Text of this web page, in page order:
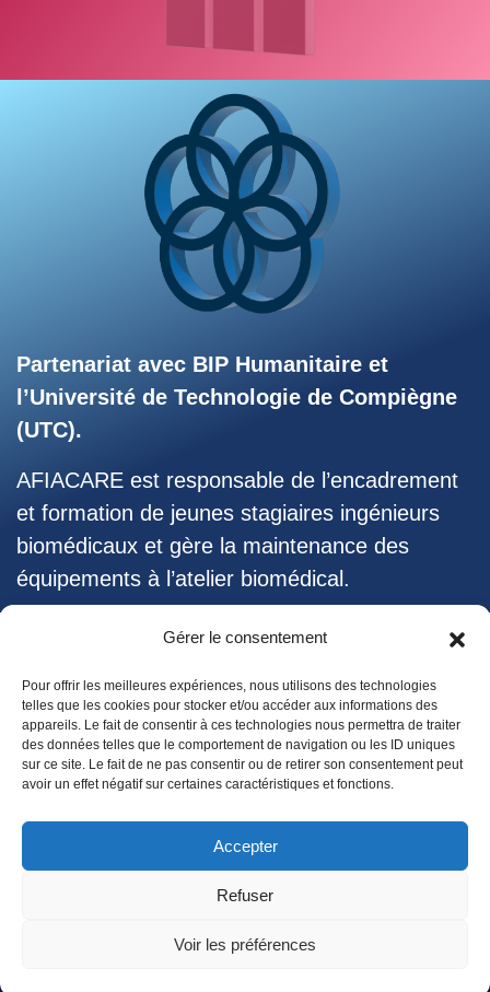
Gérer le consentement
Pour offrir les meilleures expériences, nous utilisons des technologies
telles que les cookies pour stocker et/ou accéder aux informations des
appareils. Le fait de consentir à ces technologies nous permettra de traiter
des données telles que le comportement de navigation ou les ID uniques
sur ce site. Le fait de ne pas consentir ou de retirer son consentement peut
avoir un effet négatif sur certaines caractéristiques et fonctions.
Accepter
Refuser
Voir les préférences
Partenariat avec BIP Humanitaire et
l’Université de Technologie de Compiègne
(UTC).
AFIACARE est responsable de l’encadrement
et formation de jeunes stagiaires ingénieurs
biomédicaux et gère la maintenance des
équipements à l’atelier biomédical.
© 01/2026. Tous droits réservés par